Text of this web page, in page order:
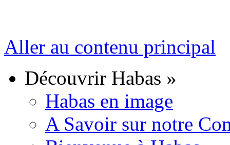
Aller au contenu principal
Découvrir Habas »
Habas en image
A Savoir sur notre